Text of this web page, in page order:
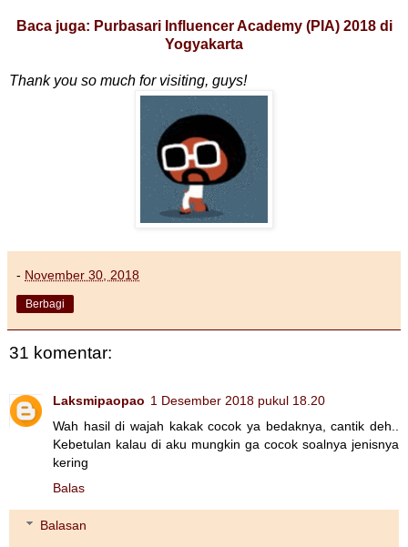
Baca juga: Purbasari Influencer Academy (PIA) 2018 di
Yogyakarta
Thank you so much for visiting, guys!
- November 30, 2018
Berbagi
31 komentar:
Laksmipaopao 1 Desember 2018 pukul 18.20
Wah hasil di wajah kakak cocok ya bedaknya, cantik deh..
Kebetulan kalau di aku mungkin ga cocok soalnya jenisnya
kering
Balas
Balasan